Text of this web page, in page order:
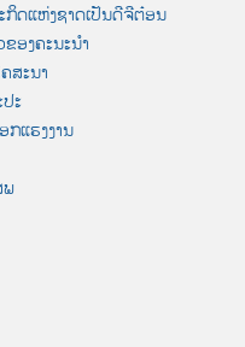
ກິດແຫ່ງຊາດເປັນດີຈີຕ໋ອນ
ອງຄະນະນຳ
ສະນາ
ະ
ແຮງງານ
ພ